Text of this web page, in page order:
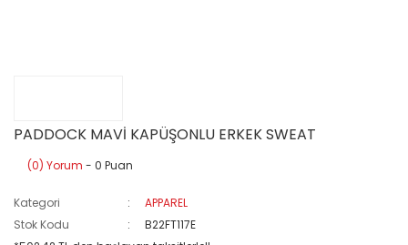
PADDOCK MAVİ KAPÜŞONLU ERKEK SWEAT
(0) Yorum - 0 Puan
Kategori
APPAREL
Stok Kodu
B22FT117E